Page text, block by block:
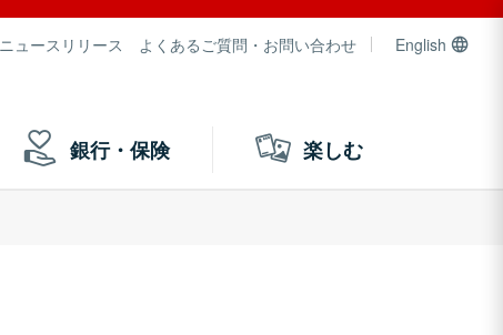
ニュースリリース よくあるご質問・お問い合わせ English
銀行・保険 楽しむ